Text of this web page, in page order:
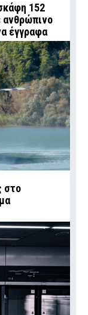
152
ανθρώπινο
έγγραφα
στο